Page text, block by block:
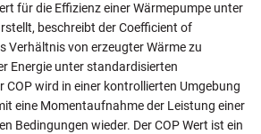
für die Effizienz einer Wärmepumpe unter
beschreibt der Coefficient of
Verhältnis von erzeugter Wärme zu
Energie unter standardisierten
COP wird in einer kontrollierten Umgebung
eine Momentaufnahme der Leistung einer
Bedingungen wieder. Der COP Wert ist ein